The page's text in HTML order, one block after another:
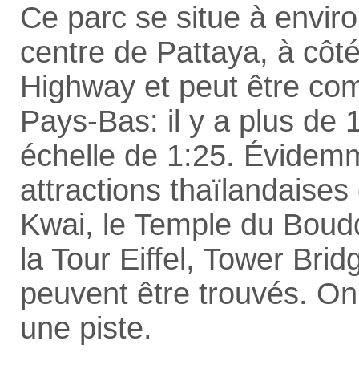
Ce parc se situe à
centre de Pattaya, à
Highway et peut être
Pays-Bas: il y a plus de
échelle de 1:25.
attractions
Kwai, le Temple du
la Tour Eiffel, Tower
peuvent être trouvés.
une piste.